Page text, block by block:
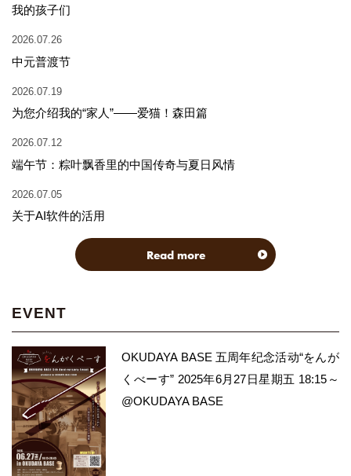
我的孩子们
2026.07.26
中元普渡节
2026.07.19
为您介绍我的“家人”——爱猫！森田篇
2026.07.12
端午节：粽叶飘香里的中国传奇与夏日风情
2026.07.05
关于AI软件的活用
Read more
EVENT
OKUDAYA BASE 五周年纪念活动“をんが
くべーす” 2025年6月27日星期五 18:15～
@OKUDAYA BASE